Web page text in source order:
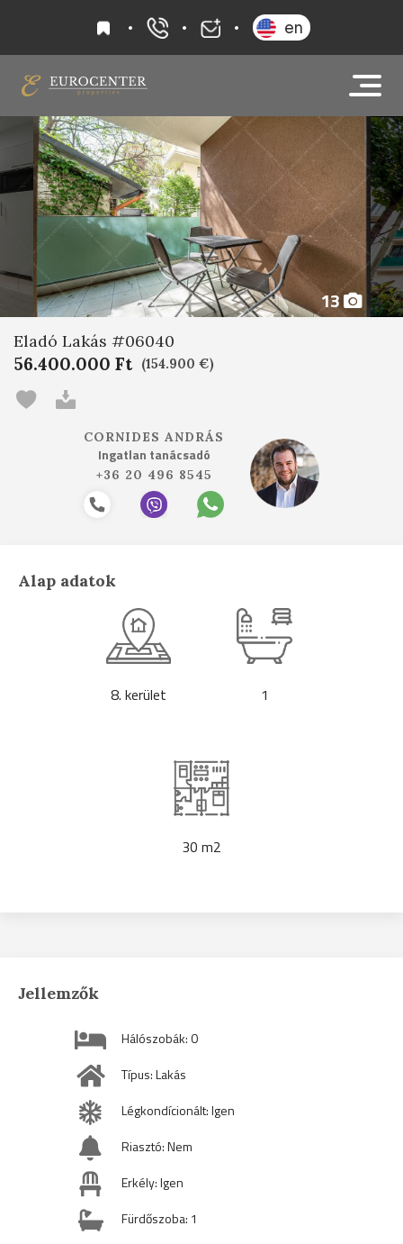
kedvencek+36 20 919 0005
en
13
Eladó Lakás #06040
56.400.000 Ft (154.900 €)
CORNIDES ANDRÁS
Ingatlan tanácsadó
+36 20 496 8545
Alap adatok
8. kerület 1
30 m2
Jellemzők
Hálószobák: 0
Típus: Lakás
Légkondícionált: Igen
Riasztó: Nem
Erkély: Igen
Fürdőszoba: 1